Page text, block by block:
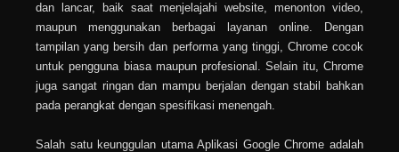
dan lancar, baik saat menjelajahi website, menonton video,
maupun menggunakan berbagai layanan online. Dengan
tampilan yang bersih dan performa yang tinggi, Chrome cocok
untuk pengguna biasa maupun profesional. Selain itu, Chrome
juga sangat ringan dan mampu berjalan dengan stabil bahkan
pada perangkat dengan spesifikasi menengah.
Salah satu keunggulan utama Aplikasi Google Chrome adalah